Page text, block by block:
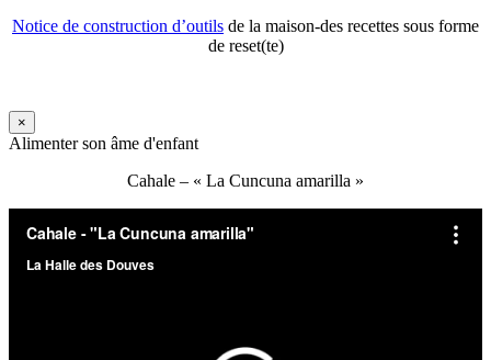
Notice de construction d’outils de la maison-des recettes sous forme
de reset(te)
×
Alimenter son âme d'enfant
Cahale – « La Cuncuna amarilla »